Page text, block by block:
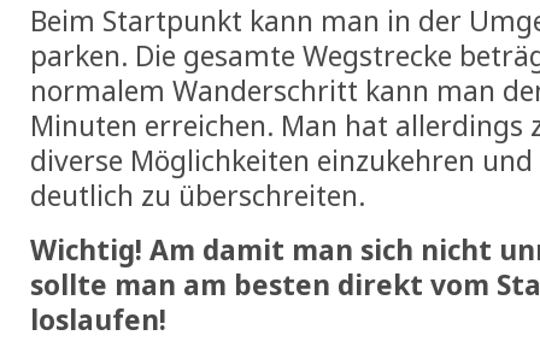
Beim Startpunkt kann man in der
parken. Die gesamte Wegstrecke
normalem Wanderschritt kann man
Minuten erreichen. Man hat allerdings
diverse Möglichkeiten einzukehren
deutlich zu überschreiten.
Wichtig! Am damit man sich nicht
sollte man am besten direkt vom
loslaufen!